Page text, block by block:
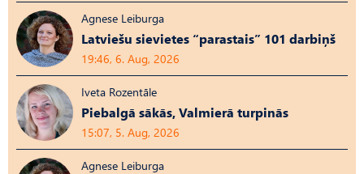
Agnese Leiburga
Latviešu sievietes “parastais” 101 darbiņš
19:46, 6. Aug, 2026
Iveta Rozentāle
Piebalgā sākās, Valmierā turpinās
15:07, 5. Aug, 2026
Agnese Leiburga